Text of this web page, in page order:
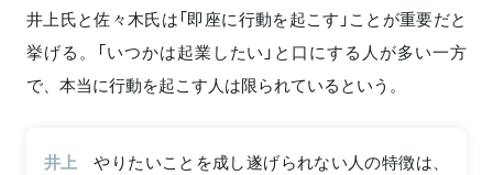
井上氏と佐々木氏は「即座に行動を起こす」ことが重要だと
挙げる。「いつかは起業したい」と口にする人が多い一方
で、本当に行動を起こす人は限られているという。
井上
やりたいことを成し遂げられない人の特徴は、